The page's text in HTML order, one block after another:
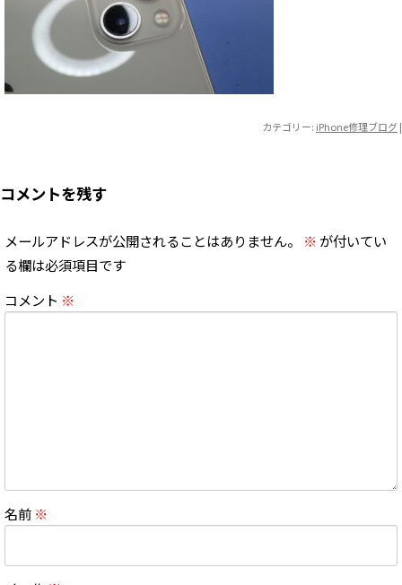
カテゴリー: iPhone修理ブログ|
コメントを残す
メールアドレスが公開されることはありません。 ※ が付いてい
る欄は必須項目です
コメント ※
名前 ※